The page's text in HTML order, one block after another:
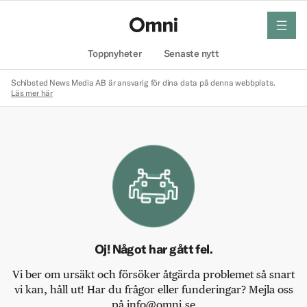
Toppnyheter Senaste nytt
meny
Schibsted News Media AB är ansvarig för dina data på denna webbplats.
Läs mer här
Oj! Något har gått fel.
Vi ber om ursäkt och försöker åtgärda problemet så snart
vi kan, håll ut! Har du frågor eller funderingar? Mejla oss